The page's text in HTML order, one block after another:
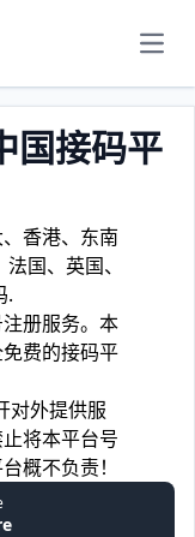
国接码平
香港、东南
国、英国、
.
册服务。本
费的接码平
对外提供服
将本平台号
概不负责！